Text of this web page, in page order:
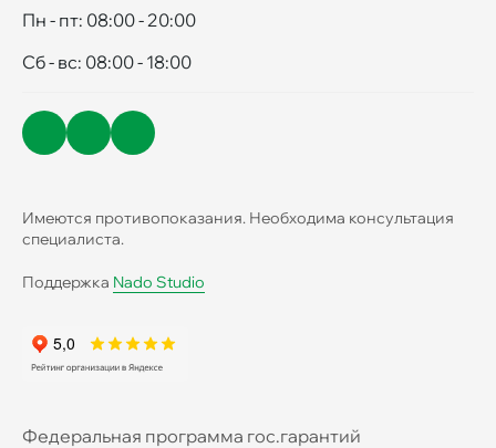
Пн - пт: 08:00 - 20:00
Сб - вс: 08:00 - 18:00
Имеются противопоказания. Необходима консультация
специалиста.
Поддержка Nado Studio
Федеральная программа гос.гарантий